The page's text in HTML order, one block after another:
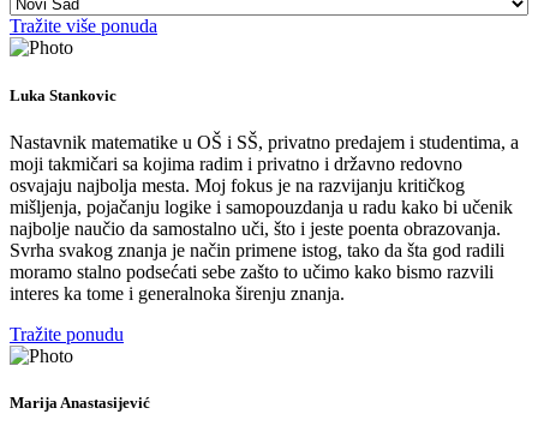
Tražite više ponuda
Luka Stankovic
Nastavnik matematike u OŠ i SŠ, privatno predajem i studentima, a
moji takmičari sa kojima radim i privatno i državno redovno
osvajaju najbolja mesta. Moj fokus je na razvijanju kritičkog
mišljenja, pojačanju logike i samopouzdanja u radu kako bi učenik
najbolje naučio da samostalno uči, što i jeste poenta obrazovanja.
Svrha svakog znanja je način primene istog, tako da šta god radili
moramo stalno podsećati sebe zašto to učimo kako bismo razvili
interes ka tome i generalnoka širenju znanja.
Tražite ponudu
Marija Anastasijević